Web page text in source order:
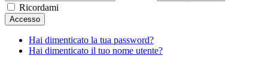
Ricordami
Accesso
Hai dimenticato la tua password?
Hai dimenticato il tuo nome utente?